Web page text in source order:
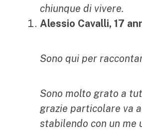
chiunque di vivere.
Alessio Cavalli, 17
Sono qui per
Sono molto grato a
grazie particolare va
stabilendo con un me